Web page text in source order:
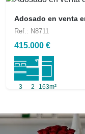
Adosado en venta
Ref.: N8711
415.000 €
3 2 163m²